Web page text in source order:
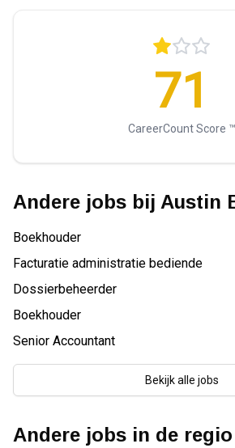
71
CareerCount Score ™️
Andere jobs bij Austin
Boekhouder
Facturatie administratie bediende
Dossierbeheerder
Boekhouder
Senior Accountant
Bekijk alle jobs
Andere jobs in de regio